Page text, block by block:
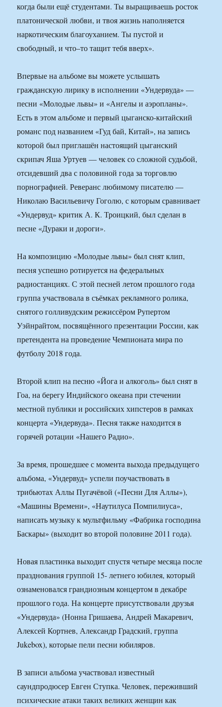
когда были ещё студентами. Ты выращиваешь росток
платонической любви, и твоя жизнь наполняется
наркотическим благоуханием. Ты пустой и
свободный, и что–то тащит тебя вверх».
Впервые на альбоме вы можете услышать
гражданскую лирику в исполнении «Ундервуда» —
песни «Молодые львы» и «Ангелы и аэропланы».
Есть в этом альбоме и первый цыганско-китайский
романс под названием «Гуд бай, Китай», на запись
которой был приглашён настоящий цыганский
скрипач Яша Уртуев — человек со сложной судьбой,
отсидевший два с половиной года за торговлю
порнографией. Реверанс любимому писателю —
Николаю Васильевичу Гоголю, с которым сравнивает
«Ундервуд» критик А. К. Троицкий, был сделан в
песне «Дураки и дороги».
На композицию «Молодые львы» был снят клип,
песня успешно ротируется на федеральных
радиостанциях. С этой песней летом прошлого года
группа участвовала в съёмках рекламного ролика,
снятого голливудским режиссёром Рупертом
Уэйнрайтом, посвящённого презентации России, как
претендента на проведение Чемпионата мира по
футболу 2018 года.
Второй клип на песню «Йога и алкоголь» был снят в
Гоа, на берегу Индийского океана при стечении
местной публики и российских хипстеров в рамках
концерта «Ундервуда». Песня также находится в
горячей ротации «Нашего Радио».
За время, прошедшее с момента выхода предыдущего
альбома, «Ундервуд» успели поучаствовать в
трибьютах Аллы Пугачёвой («Песни Для Аллы»),
«Машины Времени», «Наутилуса Помпилиуса»,
написать музыку к мультфильму «Фабрика господина
Баскары» (выходит во второй половине 2011 года).
Новая пластинка выходит спустя четыре месяца после
празднования группой 15- летнего юбилея, который
ознаменовался грандиозным концертом в декабре
прошлого года. На концерте присутствовали друзья
«Ундервуда» (Нонна Гришаева, Андрей Макаревич,
Алексей Кортнев, Александр Градский, группа
Jukebox), которые пели песни юбиляров.
В записи альбома участвовал известный
саундпродюсер Евген Ступка. Человек, переживший
психические атаки таких великих женщин как